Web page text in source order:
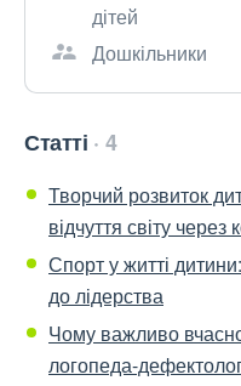
дітей
Дошкільники
Статті 4
Творчий розвиток
відчуття світу через
Спорт у житті
до лідерства
Чому важливо
логопеда-